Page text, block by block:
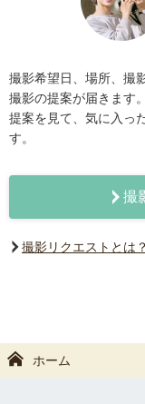
撮影希望日、場所、撮
撮影の提案が届きます。
提案を見て、気に入っ
す。
撮
撮影リクエストとは？
ホーム